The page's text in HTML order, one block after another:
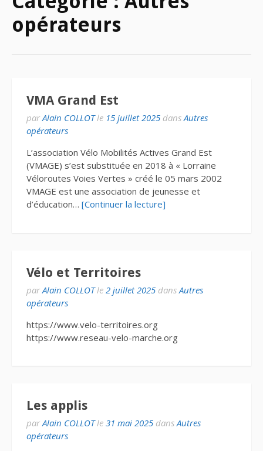
opérateurs
VMA Grand Est
parAlain COLLOTle 15 juillet 2025 dansAutres
opérateurs
L’association Vélo Mobilités Actives Grand Est
(VMAGE) s’est substituée en 2018 à « Lorraine
Véloroutes Voies Vertes » créé le 05 mars 2002
VMAGE est une association de jeunesse et
d’éducation… [Continuer la lecture]
Vélo et Territoires
par Alain COLLOTle 2 juillet 2025 dans Autres
opérateurs
https://www.velo-territoires.org
https://www.reseau-velo-marche.org
Les applis
parAlain COLLOTle 31 mai 2025 dansAutres
opérateurs